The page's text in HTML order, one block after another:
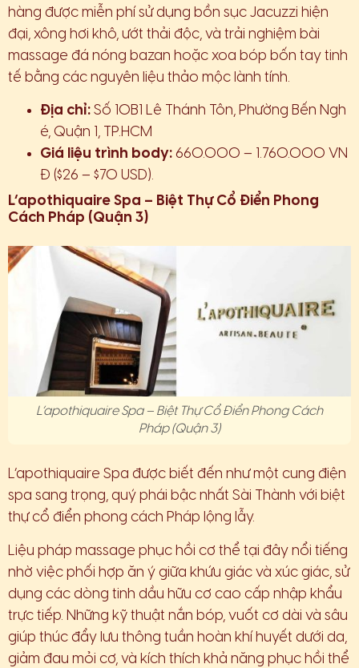
hàng được miễn phí sử dụng bồn sục Jacuzzi hiện
đại, xông hơi khô, ướt thải độc, và trải nghiệm bài
massage đá nóng bazan hoặc xoa bóp bốn tay tinh
tế bằng các nguyên liệu thảo mộc lành tính.
Địa chỉ: Số 10B1 Lê Thánh Tôn, Phường Bến Ngh
é, Quận 1, TP.HCM
Giá liệu trình body: 660.000 – 1.760.000 VN
Đ ($26 – $70 USD).
L’apothiquaire Spa – Biệt Thự Cổ Điển Phong
Cách Pháp (Quận 3)
L’apothiquaire Spa – Biệt Thự Cổ Điển Phong Cách
Pháp (Quận 3)
L’apothiquaire Spa được biết đến như một cung điện
spa sang trọng, quý phái bậc nhất Sài Thành với biệt
thự cổ điển phong cách Pháp lộng lẫy.
Liệu pháp massage phục hồi cơ thể tại đây nổi tiếng
nhờ việc phối hợp ăn ý giữa khứu giác và xúc giác, sử
dụng các dòng tinh dầu hữu cơ cao cấp nhập khẩu
trực tiếp. Những kỹ thuật nắn bóp, vuốt cơ dài và sâu
giúp thúc đẩy lưu thông tuần hoàn khí huyết dưới da,
giảm đau mỏi cơ, và kích thích khả năng phục hồi thể